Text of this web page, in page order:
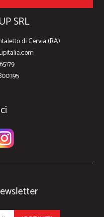
SRL
di Cervia (RA)